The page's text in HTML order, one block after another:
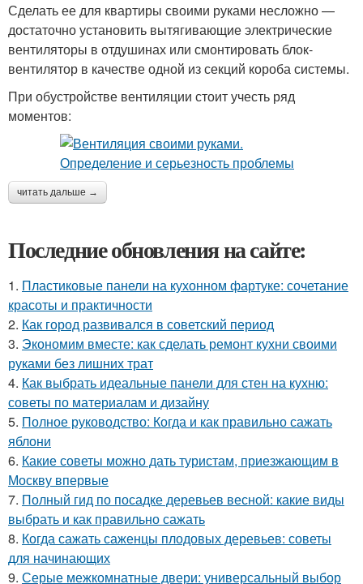
Сделать ее для квартиры своими руками несложно —
достаточно установить вытягивающие электрические
вентиляторы в отдушинах или смонтировать блок-
вентилятор в качестве одной из секций короба системы.
При обустройстве вентиляции стоит учесть ряд
моментов:
читать дальше →
Последние обновления на сайте:
1. Пластиковые панели на кухонном фартуке: сочетание
красоты и практичности
2. Как город развивался в советский период
3. Экономим вместе: как сделать ремонт кухни своими
руками без лишних трат
4. Как выбрать идеальные панели для стен на кухню:
советы по материалам и дизайну
5. Полное руководство: Когда и как правильно сажать
яблони
6. Какие советы можно дать туристам, приезжающим в
Москву впервые
7. Полный гид по посадке деревьев весной: какие виды
выбрать и как правильно сажать
8. Когда сажать саженцы плодовых деревьев: советы
для начинающих
9. Серые межкомнатные двери: универсальный выбор